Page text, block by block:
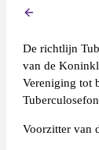
De richtlijn
van de
Vereniging tot
Voorzitter van